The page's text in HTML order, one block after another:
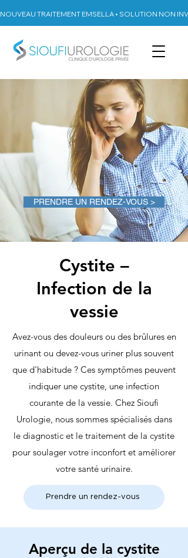
NOUVEAU TRAITEMENT EMSELLA • SOLUTION NON
PRENDRE UN RENDEZ-VOUS >
Cystite –
Infection de la
vessie
Avez-vous des douleurs ou des brûlures en
urinant ou devez-vous uriner plus souvent
que d'habitude ? Ces symptômes peuvent
indiquer une cystite, une infection
courante de la vessie. Chez Sioufi
Urologie, nous sommes spécialisés dans
le diagnostic et le traitement de la cystite
pour soulager votre inconfort et améliorer
votre santé urinaire.
Prendre un rendez-vous
Aperçu de la cystite